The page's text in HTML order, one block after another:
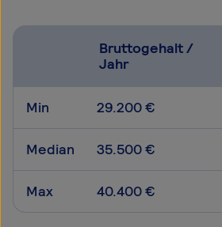
Bruttogehalt /
Jahr
Min 29.200 €
Median 35.500 €
Max 40.400 €